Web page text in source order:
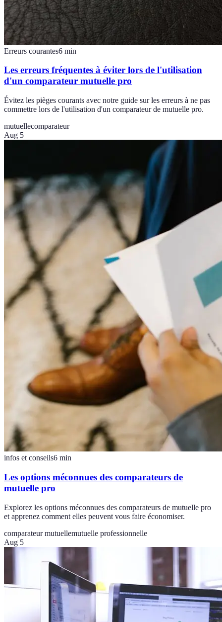
Erreurs courantes6 min
Les erreurs fréquentes à éviter lors de l'utilisation
d'un comparateur mutuelle pro
Évitez les pièges courants avec notre guide sur les erreurs à ne pas
commettre lors de l'utilisation d'un comparateur de mutuelle pro.
mutuellecomparateur
Aug 5
infos et conseils6 min
Les options méconnues des comparateurs de
mutuelle pro
Explorez les options méconnues des comparateurs de mutuelle pro
et apprenez comment elles peuvent vous faire économiser.
comparateur mutuellemutuelle professionnelle
Aug 5